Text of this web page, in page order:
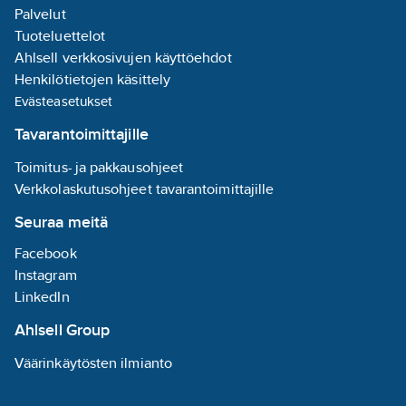
HD MoS2 sumutetaan
kuivalle, puhtaalle
Moly HD MoS2 on
kuivavoiteluaineista
raskaampaan käyttöön
Palvelut
Tuoteluettelot
Ahlsell verkkosivujen käyttöehdot
Henkilötietojen käsittely
Evästeasetukset
Tavarantoimittajille
Toimitus- ja pakkausohjeet
Verkkolaskutusohjeet tavarantoimittajille
Seuraa meitä
Facebook
Instagram
LinkedIn
Ahlsell Group
Väärinkäytösten ilmianto